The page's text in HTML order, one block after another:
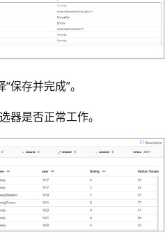
保存并完成”。
器是否正常工作。